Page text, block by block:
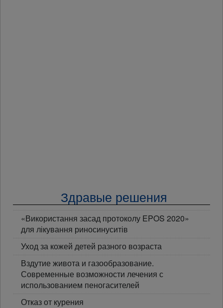
Здравые решения
«Використання засад протоколу EPOS 2020»
для лікування риносинуситів
Уход за кожей детей разного возраста
Вздутие живота и газообразование.
Современные возможности лечения с
использованием пеногасителей
Отказ от курения